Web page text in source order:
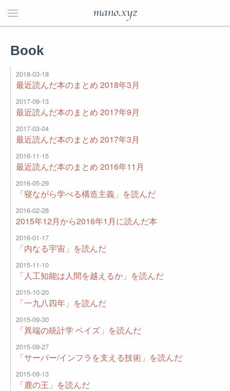
mano.xyz
Book
2018-03-18
最近読んだ本のまとめ 2018年3月
2017-09-13
最近読んだ本のまとめ 2017年9月
2017-03-04
最近読んだ本のまとめ 2017年3月
2016-11-15
最近読んだ本のまとめ 2016年11月
2016-05-29
「寝ながら学べる構造主義」を読んだ
2016-02-28
2015年12月から2016年1月に読んだ本
2016-01-17
「内なる宇宙」を読んだ
2015-11-10
「人工知能は人間を越えるか」を読んだ
2015-10-20
「一九八四年」を読んだ
2015-09-30
「異端の統計学 ベイズ」を読んだ
2015-09-27
「サーバー/インフラを支える技術」を読んだ
2015-09-13
「鹿の王」を読んだ